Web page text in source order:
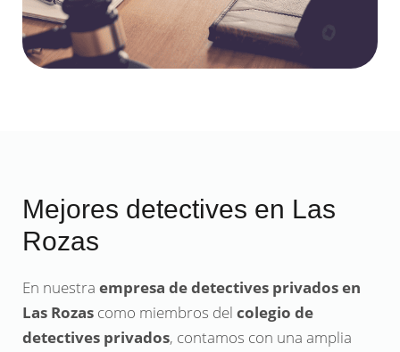
Mejores detectives en Las
Rozas
En nuestra empresa de detectives privados en
Las Rozas como miembros del colegio de
detectives privados, contamos con una amplia